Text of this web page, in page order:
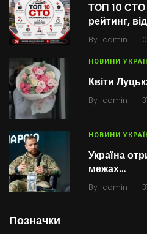
ТОП 10 СТО
рейтинг,
By admin .
НОВИНИ
Квіти
By admin .
НОВИНИ
Україна
межах…
By admin .
Позначки